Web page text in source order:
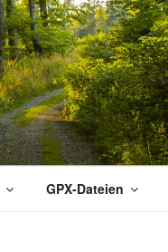
GPX-Dateien